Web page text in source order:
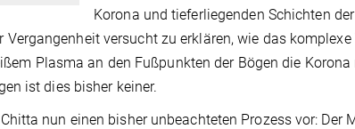
Korona und tieferliegenden Schichten
Vergangenheit versucht zu erklären, wie das
Plasma an den Fußpunkten der Bögen die
ist dies bisher keiner.
nun einen bisher unbeachteten Prozess vor: Der